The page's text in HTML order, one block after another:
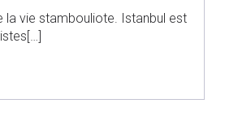
la vie stambouliote. Istanbul est